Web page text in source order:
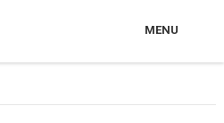
MENU